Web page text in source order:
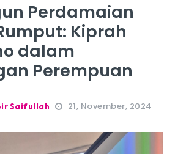
Perdamaian
Kiprah
dalam
Perempuan
Saifullah 21, November, 2024